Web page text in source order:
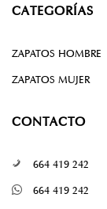
CATEGORÍAS
ZAPATOS HOMBRE
ZAPATOS MUJER
CONTACTO
664 419 242
664 419 242